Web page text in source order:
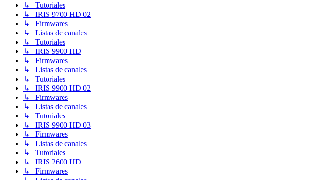
↳ Tutoriales
↳ IRIS 9700 HD 02
↳ Firmwares
↳ Listas de canales
↳ Tutoriales
↳ IRIS 9900 HD
↳ Firmwares
↳ Listas de canales
↳ Tutoriales
↳ IRIS 9900 HD 02
↳ Firmwares
↳ Listas de canales
↳ Tutoriales
↳ IRIS 9900 HD 03
↳ Firmwares
↳ Listas de canales
↳ Tutoriales
↳ IRIS 2600 HD
↳ Firmwares